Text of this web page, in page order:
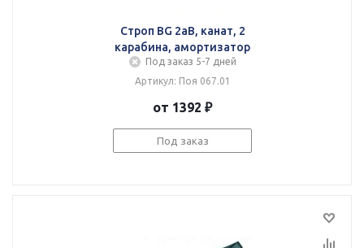
Строп BG 2аВ, канат, 2
карабина, амортизатор
Под заказ 5-7 дней
Артикул: Поя 067.01
от 1392 ₽
Под заказ